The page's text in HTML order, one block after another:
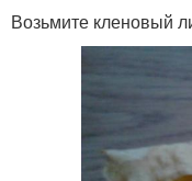
Возьмите кленовый